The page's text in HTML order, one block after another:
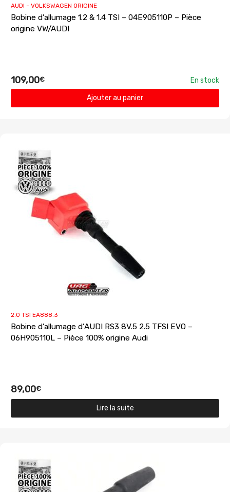
AUDI - VOLKSWAGEN ORIGINE
Bobine d’allumage 1.2 & 1.4 TSI – 04E905110P – Pièce
origine VW/AUDI
109,00€
En stock
Ajouter au panier
2.0 TSI EA888.3
Bobine d’allumage d’AUDI RS3 8V.5 2.5 TFSI EVO –
06H905110L – Pièce 100% origine Audi
89,00€
Lire la suite